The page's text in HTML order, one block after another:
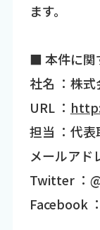
ます。
■ 本件に関
社名 ：株
URL ：
担当 ：代
メールアド
Twitter ：
Facebook